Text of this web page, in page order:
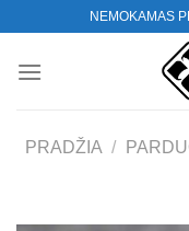
content
NEMOKAMAS
PRADŽIA /